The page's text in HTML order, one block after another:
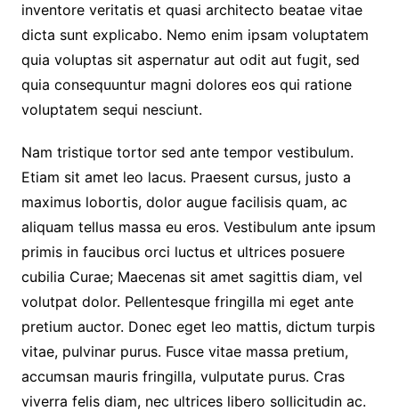
inventore veritatis et quasi architecto beatae vitae
dicta sunt explicabo. Nemo enim ipsam voluptatem
quia voluptas sit aspernatur aut odit aut fugit, sed
quia consequuntur magni dolores eos qui ratione
voluptatem sequi nesciunt.
Nam tristique tortor sed ante tempor vestibulum.
Etiam sit amet leo lacus. Praesent cursus, justo a
maximus lobortis, dolor augue facilisis quam, ac
aliquam tellus massa eu eros. Vestibulum ante ipsum
primis in faucibus orci luctus et ultrices posuere
cubilia Curae; Maecenas sit amet sagittis diam, vel
volutpat dolor. Pellentesque fringilla mi eget ante
pretium auctor. Donec eget leo mattis, dictum turpis
vitae, pulvinar purus. Fusce vitae massa pretium,
accumsan mauris fringilla, vulputate purus. Cras
viverra felis diam, nec ultrices libero sollicitudin ac.